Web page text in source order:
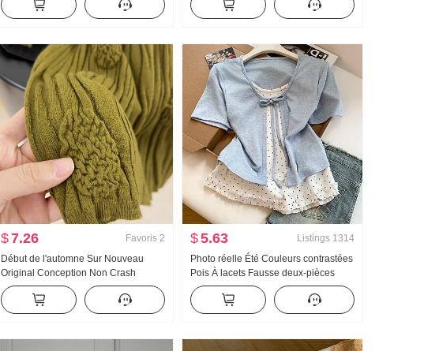
français Rétro Protection solaire
Cardigan
Pantalon décontracté Wei Pantalon
Pantalon cargo
$7.26 Favoris 2
Début de l'automne Sur Nouveau
Original Conception Non Crash
Chemise Industrie lourde Jacquard
Tricoté Top Femme Automne Nouveau
Amincissant
$5.63 Listings 1314
Photo réelle Été Couleurs contrastées
Pois À lacets Fausse deux-pièces
Manches courtes T-shirt Femme Été
Nouveau Style sucré Niche Top